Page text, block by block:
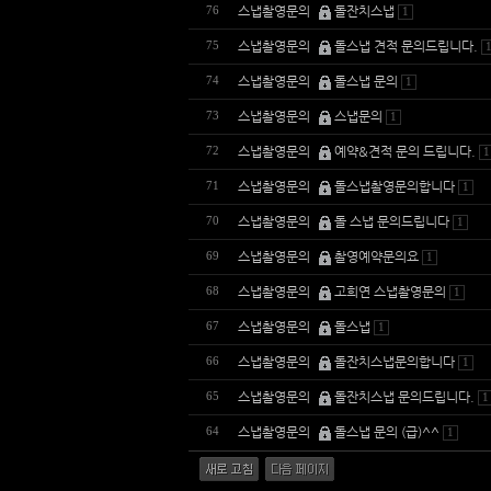
76 스냅촬영문의 돌잔치스냅 1
75 스냅촬영문의 돌스냅 견적 문의드립니다. 1
74 스냅촬영문의 돌스냅 문의 1
73 스냅촬영문의 스냅문의 1
72 스냅촬영문의 예약&견적 문의 드립니다. 1
71 스냅촬영문의 돌스냅촬영문의합니다 1
70 스냅촬영문의 돌 스냅 문의드립니다 1
69 스냅촬영문의 촬영예약문의요 1
68 스냅촬영문의 고희연 스냅촬영문의 1
67 스냅촬영문의 돌스냅 1
66 스냅촬영문의 돌잔치스냅문의합니다 1
65 스냅촬영문의 돌잔치스냅 문의드립니다. 1
64 스냅촬영문의 돌스냅 문의 (급)^^ 1